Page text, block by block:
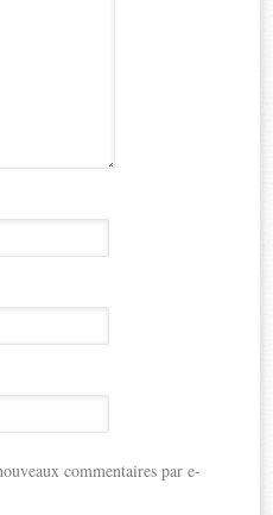
commentaires par e-